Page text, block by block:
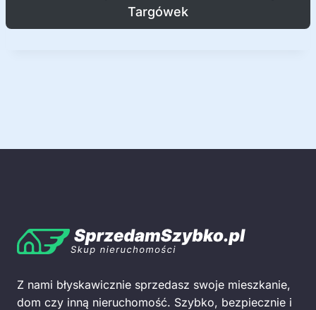
Targówek
Z nami błyskawicznie sprzedasz swoje mieszkanie,
dom czy inną nieruchomość. Szybko, bezpiecznie i